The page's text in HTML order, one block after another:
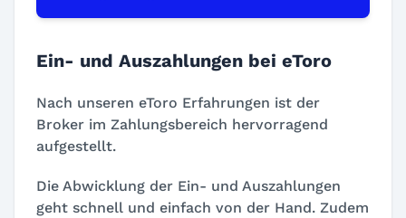
Ein- und Auszahlungen bei eToro
Nach unseren eToro Erfahrungen ist der
Broker im Zahlungsbereich hervorragend
aufgestellt.
Die Abwicklung der Ein- und Auszahlungen
geht schnell und einfach von der Hand. Zudem